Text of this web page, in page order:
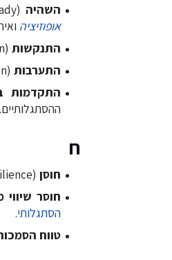
השהיה (Holding steady) - המתנה לעיתוי הנכון לפעולה, לאור מכלול שיקולים הנוגעים ל
אופוזיציה
התנקשות (assassination) - ניטרול והשתקה של עמדה המנוגדת לאחד הצדדים.
התערבות (Intervention) - פעולה או סדרה של פעולות המיועדות להניע את התהליך ההסתגלותי.
התקדמות
ההסתגלותיים.
ח
חוסן (resilience) - היכולת של יחידים ושל המערכת לשאת חוסר איזון לאורך זמן.
חוסר
הסתגלותי.
טווח